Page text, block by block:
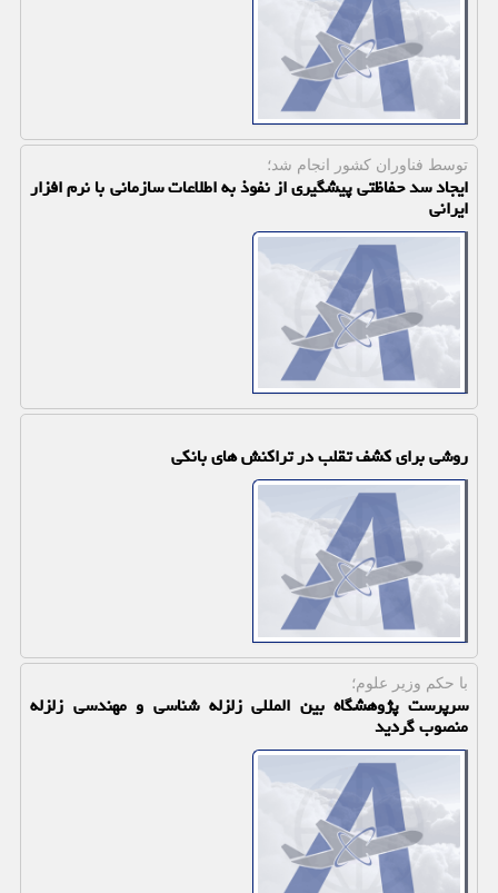
توسط فناوران كشور انجام شد؛
ایجاد سد حفاظتی پیشگیری از نفوذ به اطلاعات سازمانی با نرم افزار
ایرانی
روشی برای کشف تقلب در تراکنش های بانکی
با حكم وزیر علوم؛
سرپرست پژوهشگاه بین المللی زلزله شناسی و مهندسی زلزله
منصوب گردید